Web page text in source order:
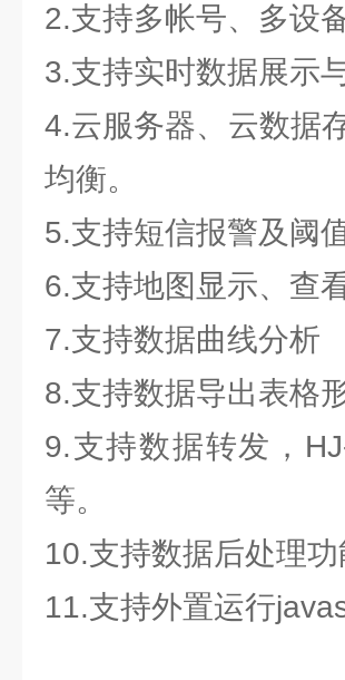
2.支持多帐号、多设
3.支持实时数据展示
4.云服务器、云数据
均衡。
5.支持短信报警及阈
6.支持地图显示、查
7.支持数据曲线分析
8.支持数据导出表格
9.支持数据转发，
等。
10.支持数据后处理功
11.支持外置运行